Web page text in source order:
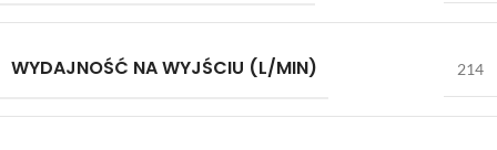
WYDAJNOŚĆ NA WYJŚCIU (L/MIN) 214